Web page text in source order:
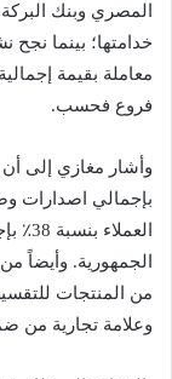
فروع فحسب.
وأشار مغازي إلى
الجمهورية. وأيضاً
وعلامة تجارية من